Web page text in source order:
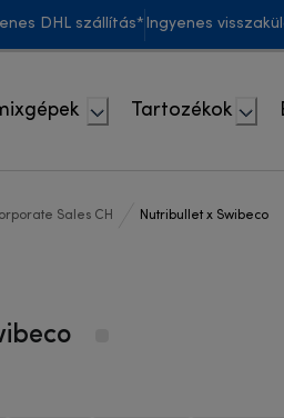
DHL szállítás* Ingyenes
Tartozékok
Sales CH Nutribullet x Swibeco